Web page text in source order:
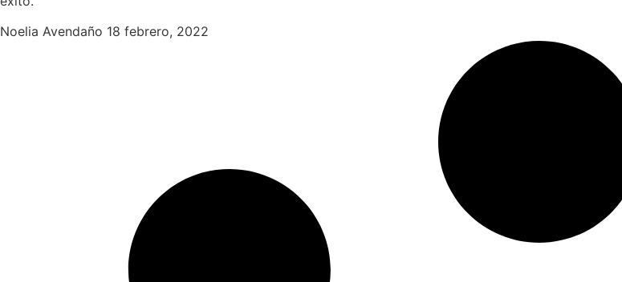
Noelia Avendaño 18 febrero, 2022